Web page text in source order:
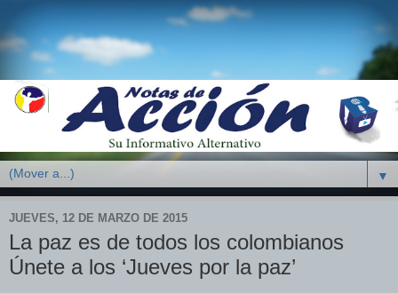
▼
JUEVES, 12 DE MARZO DE 2015
La paz es de todos los colombianos
Únete a los ‘Jueves por la paz’